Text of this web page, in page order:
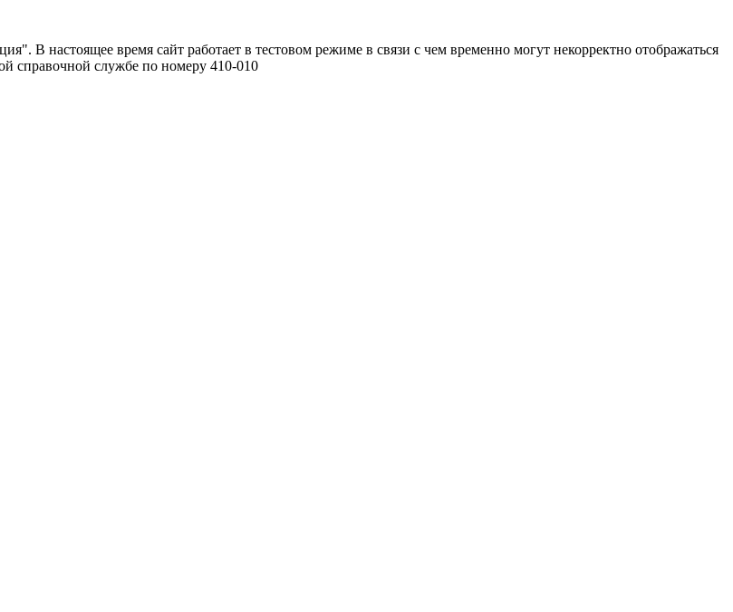
В настоящее время сайт работает в тестовом режиме в связи с чем временно могут некорректно отображаться
справочной службе по номеру 410-010